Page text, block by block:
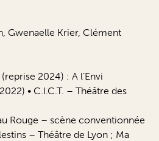
Gwenaelle Krier, Clément
(reprise 2024) : A l’Envi
• C.I.C.T. – Théâtre des
Rouge – scène conventionnée
– Théâtre de Lyon ; Ma